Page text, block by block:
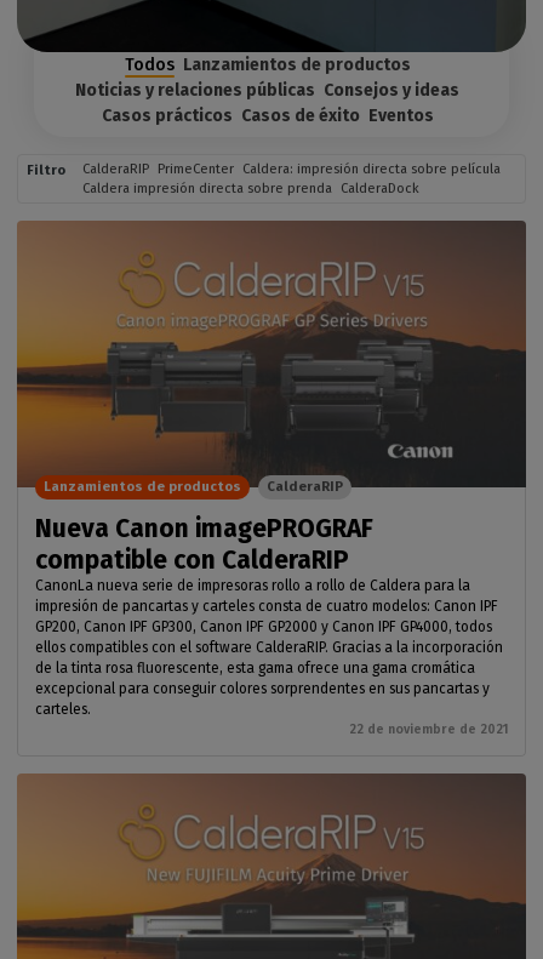
Todos Lanzamientos de productos
Noticias y relaciones públicas Consejos y ideas
Casos prácticos Casos de éxito Eventos
Filtro CalderaRIP PrimeCenter
Caldera: impresión directa sobre película
Caldera impresión directa sobre prenda CalderaDock
Nueva Canon imagePROGRAF
compatible con CalderaRIP
CanonLa nueva serie de impresoras rollo a rollo de Caldera para la
impresión de pancartas y carteles consta de cuatro modelos: Canon IPF
GP200, Canon IPF GP300, Canon IPF GP2000 y Canon IPF GP4000, todos
ellos compatibles con el software CalderaRIP. Gracias a la incorporación
de la tinta rosa fluorescente, esta gama ofrece una gama cromática
excepcional para conseguir colores sorprendentes en sus pancartas y
carteles.
22 de noviembre de 2021
Lanzamientos de productos CalderaRIP